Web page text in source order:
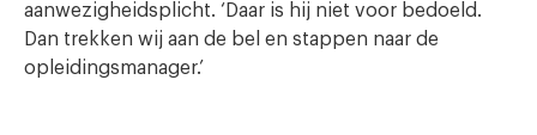
aanwezigheidsplicht. ‘Daar is hij niet voor bedoeld.
Dan trekken wij aan de bel en stappen naar de
opleidingsmanager.’